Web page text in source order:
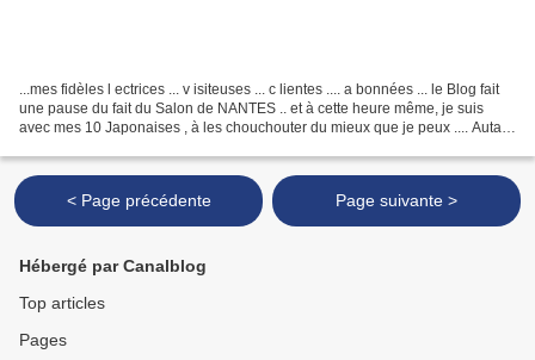
...mes fidèles l ectrices ... v isiteuses ... c lientes .... a bonnées ... le Blog fait
une pause du fait du Salon de NANTES .. et à cette heure même, je suis
avec mes 10 Japonaises , à les chouchouter du mieux que je peux .... Autant
< Page précédente Page suivante >
Hébergé par Canalblog
Top articles
Pages